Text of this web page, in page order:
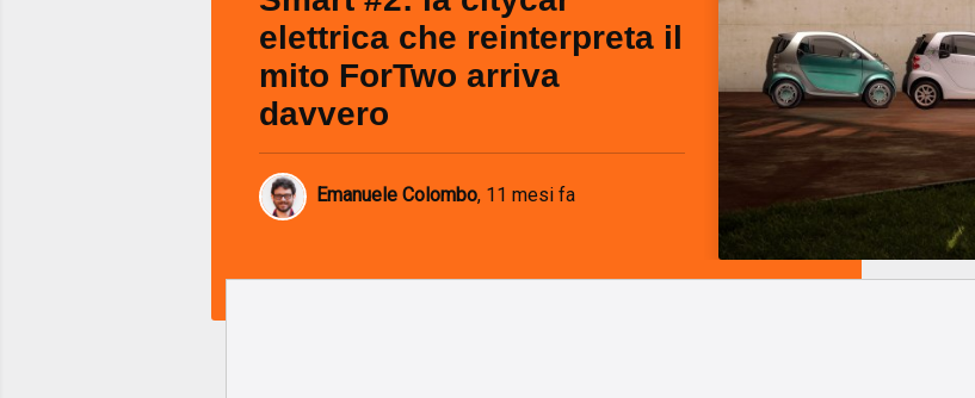
elettrica che reinterpreta il
mito ForTwo arriva
davvero
Emanuele Colombo, 11 mesi fa